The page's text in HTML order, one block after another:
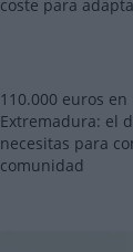
coste para
110.000 euros
Extremadura: el
necesitas para
comunidad